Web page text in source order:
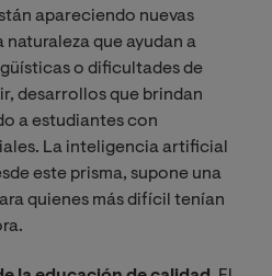
apareciendo nuevas
que ayudan a
o dificultades de
desarrollos que brindan
a estudiantes con
La inteligencia artificial
este prisma, supone una
quienes más difícil tenían